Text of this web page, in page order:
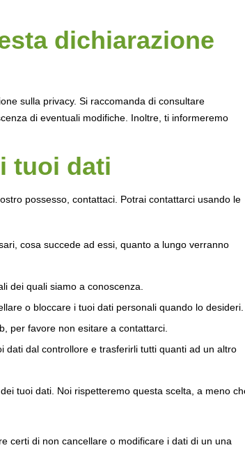
dichiarazione
sulla privacy. Si raccomanda di consultare
di eventuali modifiche. Inoltre, ti informeremo
tuoi dati
possesso, contattaci. Potrai contattarci usando le
cosa succede ad essi, quanto a lungo verranno
dei quali siamo a conoscenza.
o bloccare i tuoi dati personali quando lo desideri.
per favore non esitare a contattarci.
dati dal controllore e trasferirli tutti quanti ad un altro
tuoi dati. Noi rispetteremo questa scelta, a meno
certi di non cancellare o modificare i dati di un una